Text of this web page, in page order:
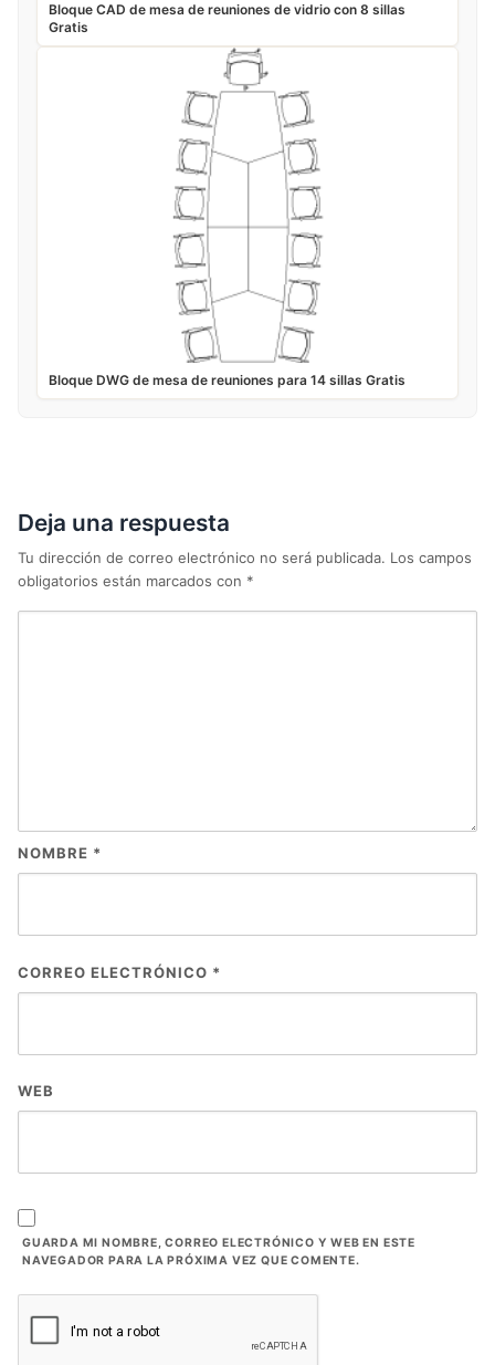
Bloque CAD de mesa de reuniones de vidrio con 8 sillas
Gratis
Bloque DWG de mesa de reuniones para 14 sillas Gratis
Deja una respuesta
Tu dirección de correo electrónico no será publicada. Los campos
obligatorios están marcados con *
NOMBRE *
CORREO ELECTRÓNICO *
WEB
GUARDA MI NOMBRE, CORREO ELECTRÓNICO Y WEB EN ESTE
NAVEGADOR PARA LA PRÓXIMA VEZ QUE COMENTE.